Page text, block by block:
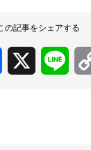
の記事をシェアする
Facebook Line